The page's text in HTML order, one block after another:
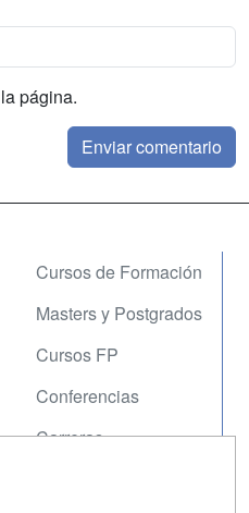
página.
Cursos de Formación
Masters y Postgrados
Cursos FP
Conferencias
Carreras